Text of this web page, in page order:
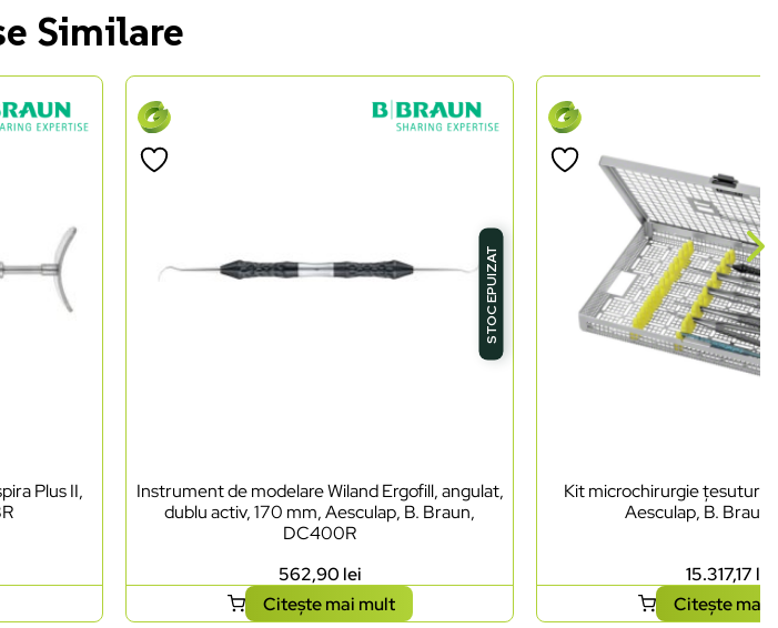
Similare
Plus II,
STOC EPUIZAT
Instrument de modelare Wiland Ergofill, angulat,
dublu activ, 170 mm, Aesculap, B. Braun,
DC400R
562,90 lei
Citește mai mult
Kit microchirurgie țesuturi
Aesculap, B.
15.317,17 lei
Citește mai